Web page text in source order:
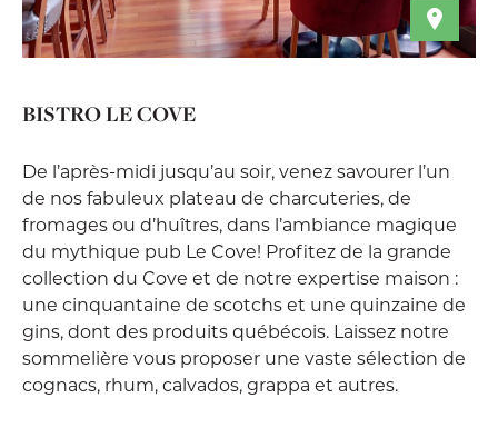
BISTRO LE COVE
De l’après-midi jusqu’au soir, venez savourer l’un
de nos fabuleux plateau de charcuteries, de
fromages ou d’huîtres, dans l’ambiance magique
du mythique pub Le Cove! Profitez de la grande
collection du Cove et de notre expertise maison :
une cinquantaine de scotchs et une quinzaine de
gins, dont des produits québécois. Laissez notre
sommelière vous proposer une vaste sélection de
cognacs, rhum, calvados, grappa et autres.